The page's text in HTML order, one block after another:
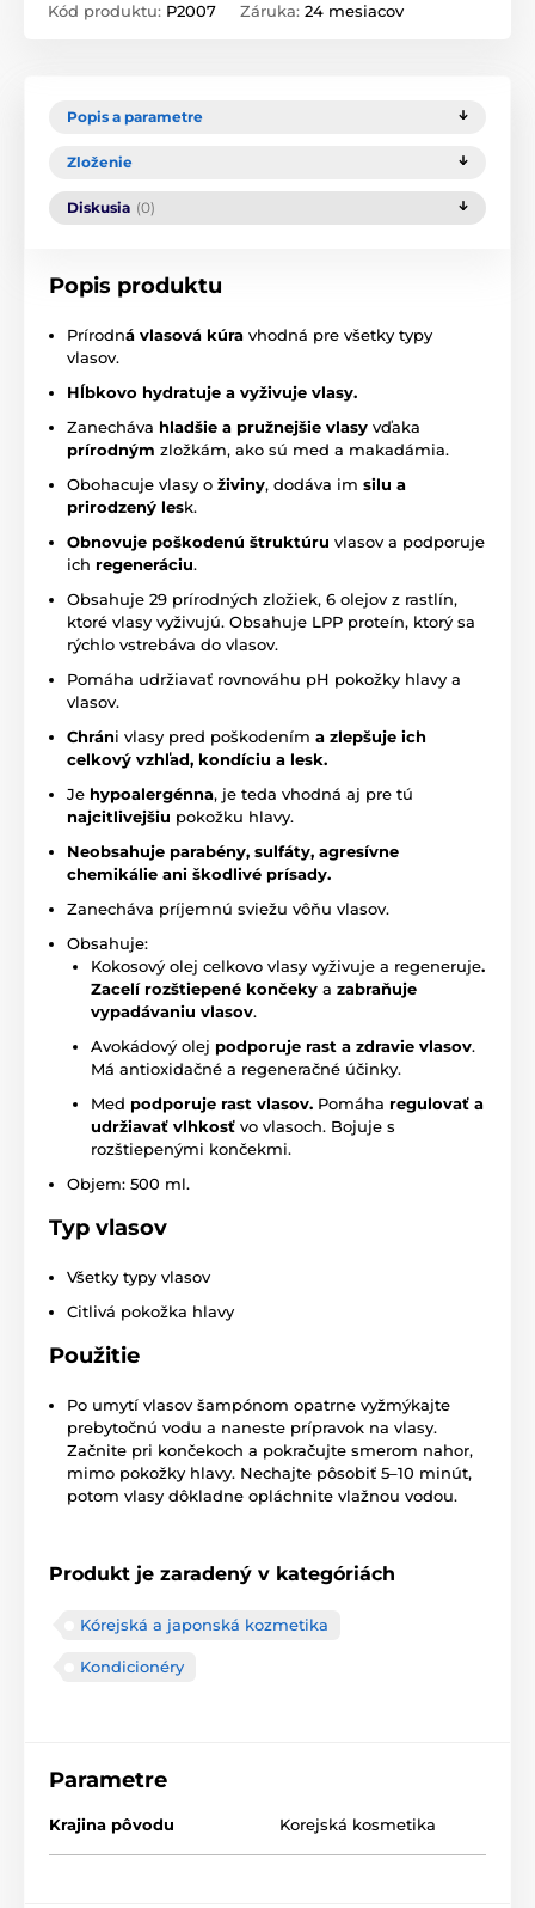
Kód produktu: P2007 Záruka: 24 mesiacov
Popis a parametre
Zloženie
Diskusia (0)
Popis produktu
Prírodná vlasová kúra vhodná pre všetky typy
vlasov.
Hĺbkovo hydratuje a vyživuje vlasy.
Zanecháva hladšie a pružnejšie vlasy vďaka
prírodným zložkám, ako sú med a makadámia.
Obohacuje vlasy o živiny, dodáva im silu a
prirodzený lesk.
Obnovuje poškodenú štruktúru vlasov a podporuje
ich regeneráciu.
Obsahuje 29 prírodných zložiek, 6 olejov z rastlín,
ktoré vlasy vyživujú. Obsahuje LPP proteín, ktorý sa
rýchlo vstrebáva do vlasov.
Pomáha udržiavať rovnováhu pH pokožky hlavy a
vlasov.
Chráni vlasy pred poškodením a zlepšuje ich
celkový vzhľad, kondíciu a lesk.
Je hypoalergénna, je teda vhodná aj pre tú
najcitlivejšiu pokožku hlavy.
Neobsahuje parabény, sulfáty, agresívne
chemikálie ani škodlivé prísady.
Zanecháva príjemnú sviežu vôňu vlasov.
Obsahuje:
Kokosový olej celkovo vlasy vyživuje a regeneruje.
Zacelí rozštiepené končeky a zabraňuje
vypadávaniu vlasov.
Avokádový olej podporuje rast a zdravie vlasov.
Má antioxidačné a regeneračné účinky.
Med podporuje rast vlasov. Pomáha regulovať a
udržiavať vlhkosť vo vlasoch. Bojuje s
rozštiepenými končekmi.
Objem: 500 ml.
Typ vlasov
Všetky typy vlasov
Citlivá pokožka hlavy
Použitie
Po umytí vlasov šampónom opatrne vyžmýkajte
prebytočnú vodu a naneste prípravok na vlasy.
Začnite pri končekoch a pokračujte smerom nahor,
mimo pokožky hlavy. Nechajte pôsobiť 5–10 minút,
potom vlasy dôkladne opláchnite vlažnou vodou.
Produkt je zaradený v kategóriách
Kórejská a japonská kozmetika
Kondicionéry
Parametre
Krajina pôvodu Korejská kosmetika